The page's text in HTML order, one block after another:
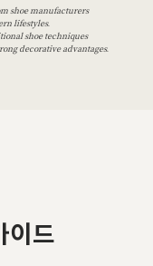
shoe manufacturers
lifestyles.
shoe techniques
decorative advantages.
이드